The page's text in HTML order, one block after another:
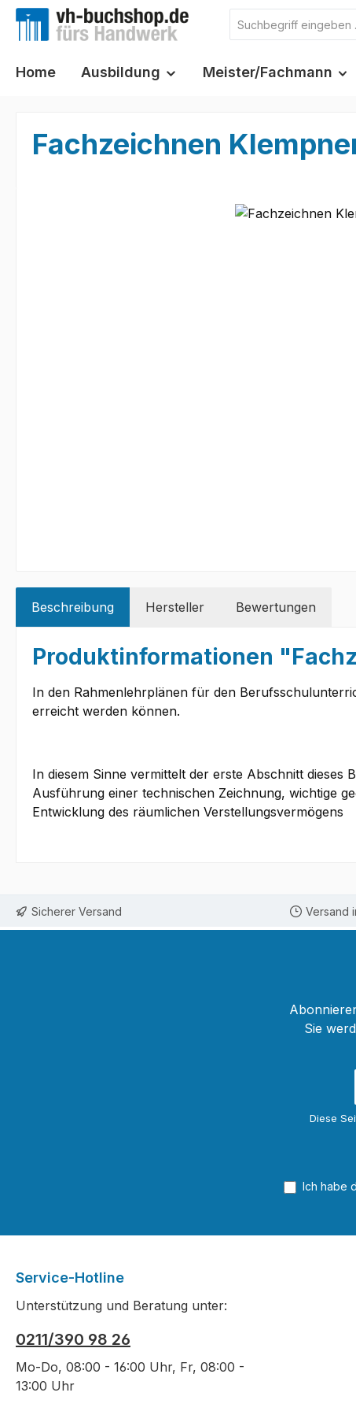
Hauptinhalt springen
Zur Suche springen
Zur Hauptnavigation springen
Home Ausbildung Meister/Fachmann
Fachzeichnen
Beschreibung Hersteller Bewertungen
Produktinformationen
In den Rahmenlehrplänen für den
erreicht werden können.
In diesem Sinne vermittelt der erste Abschnitt
Ausführung einer technischen Zeichnung, wichtige
Entwicklung des räumlichen Verstellungsvermögens
Sicherer Versand Versand
Sie
Diese
Ich habe
Service-Hotline
Unterstützung und Beratung unter:
0211/390 98 26
Mo-Do, 08:00 - 16:00 Uhr, Fr, 08:00 -
13:00 Uhr